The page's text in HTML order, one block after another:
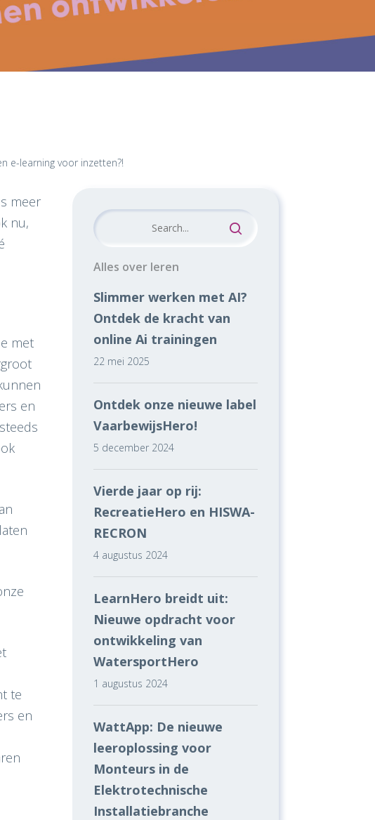
e-learning voor inzetten?!
meer
nu,
met
en
steeds
te
en
Alles over leren
Slimmer werken met AI?
Ontdek de kracht van
online Ai trainingen
22 mei 2025
Ontdek onze nieuwe label
VaarbewijsHero!
5 december 2024
Vierde jaar op rij:
RecreatieHero en HISWA-
RECRON
4 augustus 2024
LearnHero breidt uit:
Nieuwe opdracht voor
ontwikkeling van
WatersportHero
1 augustus 2024
WattApp: De nieuwe
leeroplossing voor
Monteurs in de
Elektrotechnische
Installatiebranche